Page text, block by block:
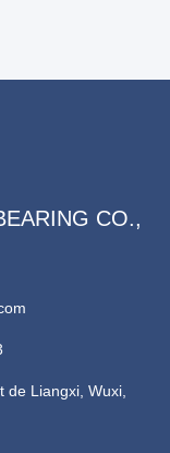
CO.,
de Liangxi, Wuxi,